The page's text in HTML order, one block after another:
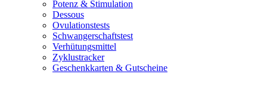
Potenz & Stimulation
Dessous
Ovulationstests
Schwangerschaftstest
Verhütungsmittel
Zyklustracker
Geschenkkarten & Gutscheine